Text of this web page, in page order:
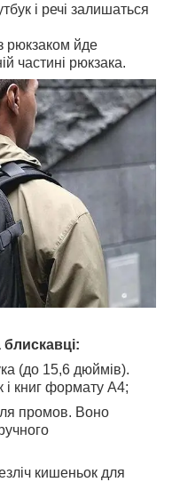
і речі залишаться
рюкзаком йде
частині рюкзака.
(до 15,6 дюймів).
і книг формату А4;
промов. Воно
кишеньок для